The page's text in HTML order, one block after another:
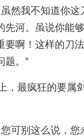
然我不知道你这
先河。虽说你能
要啊！这样的刀
题。”
最疯狂的要属
可别这么说，